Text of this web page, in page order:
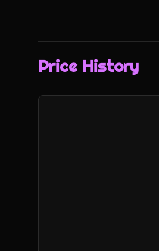
Price History